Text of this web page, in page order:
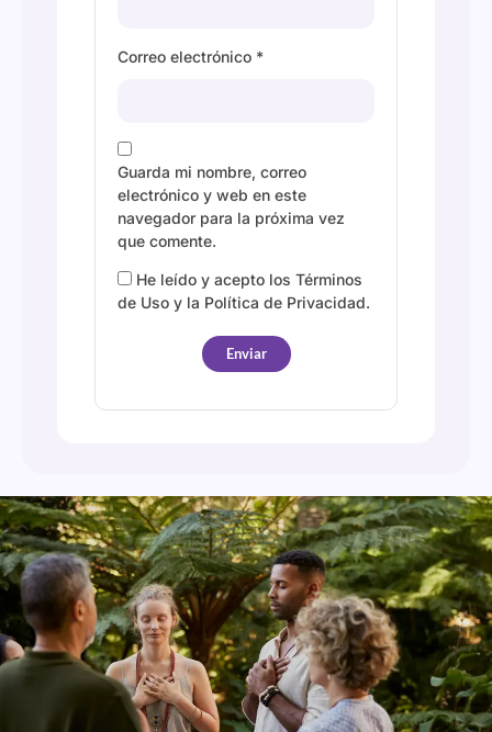
Correo electrónico *
Guarda mi nombre, correo
electrónico y web en este
navegador para la próxima vez
que comente.
He leído y acepto los Términos
de Uso y la Política de Privacidad.